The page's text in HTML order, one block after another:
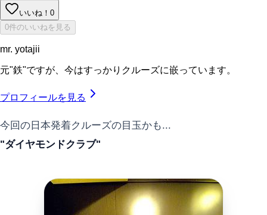
いいね！ 0
0件のいいねを見る
mr. yotajii
元"鉄"ですが、今はすっかりクルーズに嵌っています。
プロフィールを見る
今回の日本発着クルーズの目玉かも...
"ダイヤモンドクラブ"